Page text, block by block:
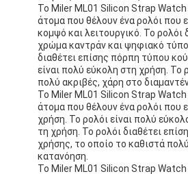
Στυλάτο ρολόι για ζευγάρια
Παιδικά ρολόγια
Εναλλακτικά για ρολόγια
Εναλλακτικά για ζώνες ρολογιών
Το Miler ML01 Silicon Strap Watch
άτομα που θέλουν ένα ρολόι που
κομψό και λειτουργικό. Το ρολόι
χρώμα καντράν και ψηφιακό
διαθέτει επίσης πόρπη τύπου
είναι πολύ εύκολη στη χρήση. Το
πολύ ακριβές, χάρη στο
Το Miler ML01 Silicon Strap Watch
άτομα που θέλουν ένα ρολόι που
χρήση. Το ρολόι είναι πολύ
τη χρήση. Το ρολόι διαθέτει
χρήσης, το οποίο το καθιστά
κατανόηση.
Το Miler ML01 Silicon Strap Watch